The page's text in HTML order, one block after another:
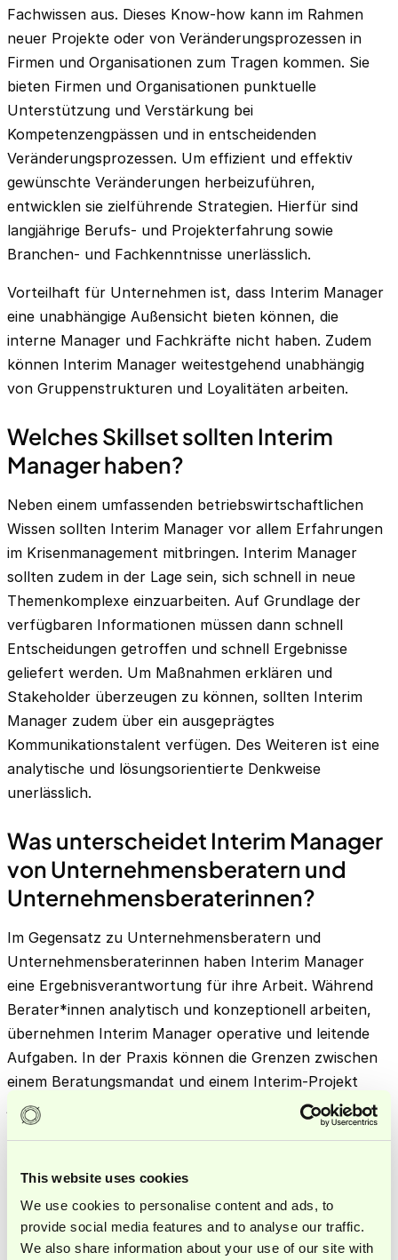
This website uses cookies
We use cookies to personalise content and ads, to
provide social media features and to analyse our traffic.
We also share information about your use of our site with
Fachwissen aus. Dieses Know-how kann im Rahmen
neuer Projekte oder von Veränderungsprozessen in
Firmen und Organisationen zum Tragen kommen. Sie
bieten Firmen und Organisationen punktuelle
Unterstützung und Verstärkung bei
Kompetenzengpässen und in entscheidenden
Veränderungsprozessen. Um effizient und effektiv
gewünschte Veränderungen herbeizuführen,
entwicklen sie zielführende Strategien. Hierfür sind
langjährige Berufs- und Projekterfahrung sowie
Branchen- und Fachkenntnisse unerlässlich.
Vorteilhaft für Unternehmen ist, dass Interim Manager
eine unabhängige Außensicht bieten können, die
interne Manager und Fachkräfte nicht haben. Zudem
können Interim Manager weitestgehend unabhängig
von Gruppenstrukturen und Loyalitäten arbeiten.
Welches Skillset sollten Interim
Manager haben?
Neben einem umfassenden betriebswirtschaftlichen
Wissen sollten Interim Manager vor allem Erfahrungen
im Krisenmanagement mitbringen. Interim Manager
sollten zudem in der Lage sein, sich schnell in neue
Themenkomplexe einzuarbeiten. Auf Grundlage der
verfügbaren Informationen müssen dann schnell
Entscheidungen getroffen und schnell Ergebnisse
geliefert werden. Um Maßnahmen erklären und
Stakeholder überzeugen zu können, sollten Interim
Manager zudem über ein ausgeprägtes
Kommunikationstalent verfügen. Des Weiteren ist eine
analytische und lösungsorientierte Denkweise
unerlässlich.
Was unterscheidet Interim Manager
von Unternehmensberatern und
Unternehmensberaterinnen?
Im Gegensatz zu Unternehmensberatern und
Unternehmensberaterinnen haben Interim Manager
eine Ergebnisverantwortung für ihre Arbeit. Während
Berater*innen analytisch und konzeptionell arbeiten,
übernehmen Interim Manager operative und leitende
Aufgaben. In der Praxis können die Grenzen zwischen
einem Beratungsmandat und einem Interim-Projekt
jedoch durchaus fließend sein.
INTERIM SUPPORT
Dein Finance-Team braucht
Unterstützung?
Buche jetzt ein unverbindliches Erstgespräch.